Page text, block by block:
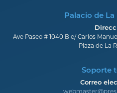
Palacio de
Ave Paseo # 1040 B e/ Carlos
Plaza de La
Soporte
Correo